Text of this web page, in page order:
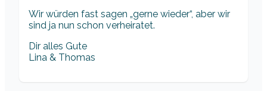
Wir würden fast sagen „gerne wieder“, aber wir
sind ja nun schon verheiratet.
Dir alles Gute
Lina & Thomas